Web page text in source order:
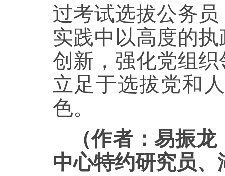
过考试选拔公务
实践中以高度的
创新，强化党组
立足于选拔党和
色。
（作者：易振
中心特约研究员